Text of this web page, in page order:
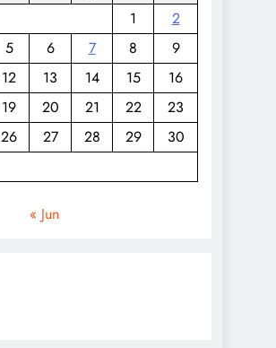
1
2
5 6 7 8
9
12 13 14 15
16
19 20 21 22
23
26 27 28 29
30
« Jun